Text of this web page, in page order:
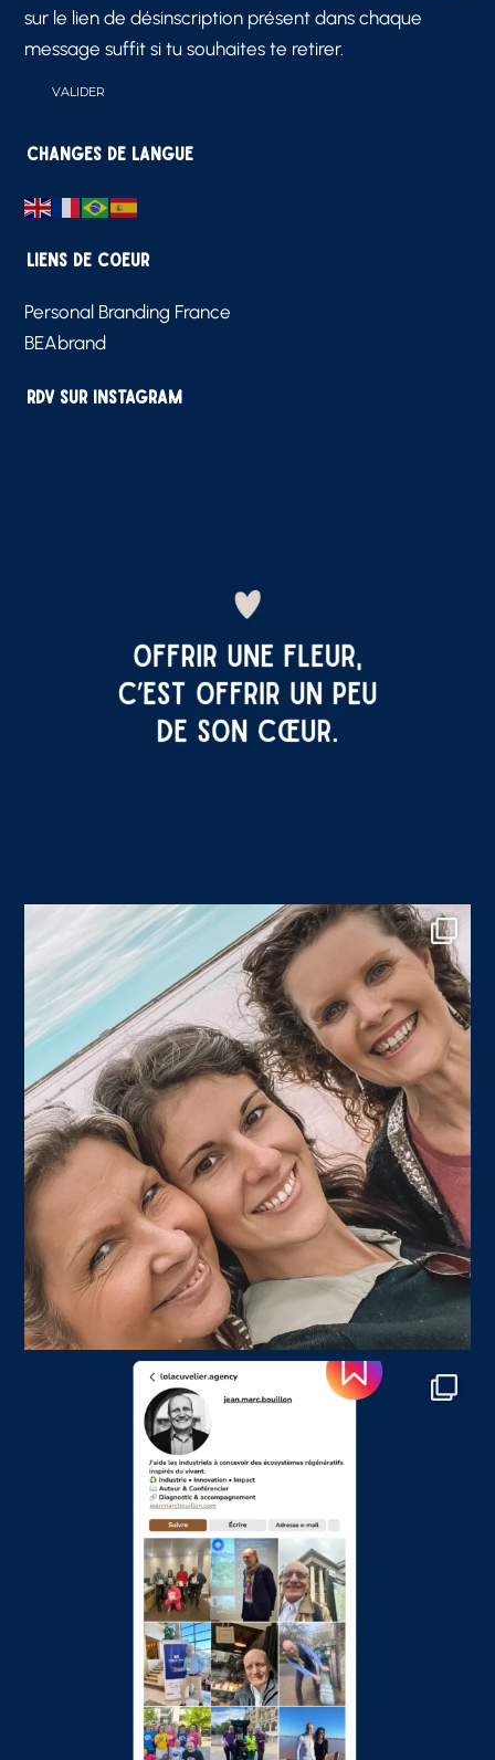
sur le lien de désinscription présent dans chaque
message suffit si tu souhaites te retirer.
Changes de langue
Liens de Coeur
Personal Branding France
BEAbrand
RDV sur Instagram